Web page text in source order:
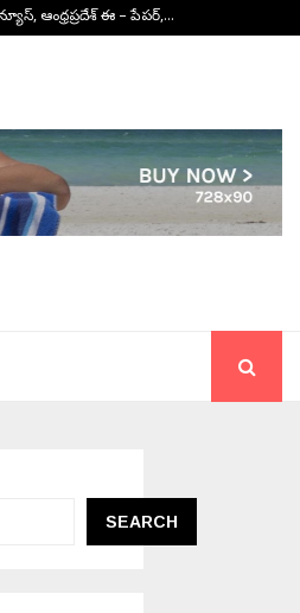
ఆంధ్రప్రదేశ్ ఈ – పేపర్,…
SEARCH